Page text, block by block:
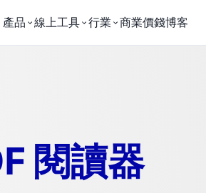
產品 線上工具 行業 商業價錢博客
閱讀器